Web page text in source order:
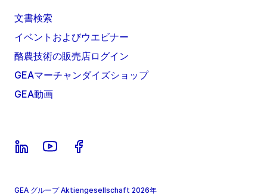
文書検索
イベントおよびウエビナー
酪農技術の販売店ログイン
GEAマーチャンダイズショップ
GEA動画
GEA グループ Aktiengesellschaft 2026年